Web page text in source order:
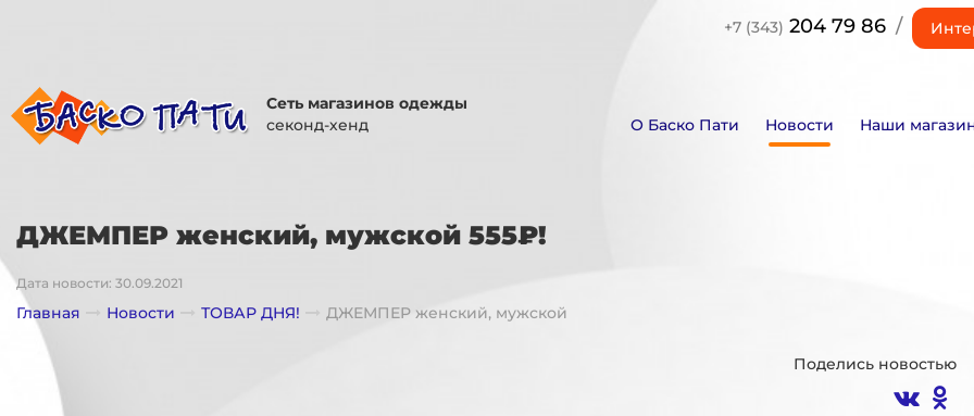
+7 (343) 204 79 86 /
Сеть магазинов одежды
секонд-хенд
О Баско Пати Новости Наши
ДЖЕМПЕР женский, мужской 555₽!
Дата новости: 30.09.2021
Главная Новости ТОВАР ДНЯ! ДЖЕМПЕР женский, мужской
Поделись новостью